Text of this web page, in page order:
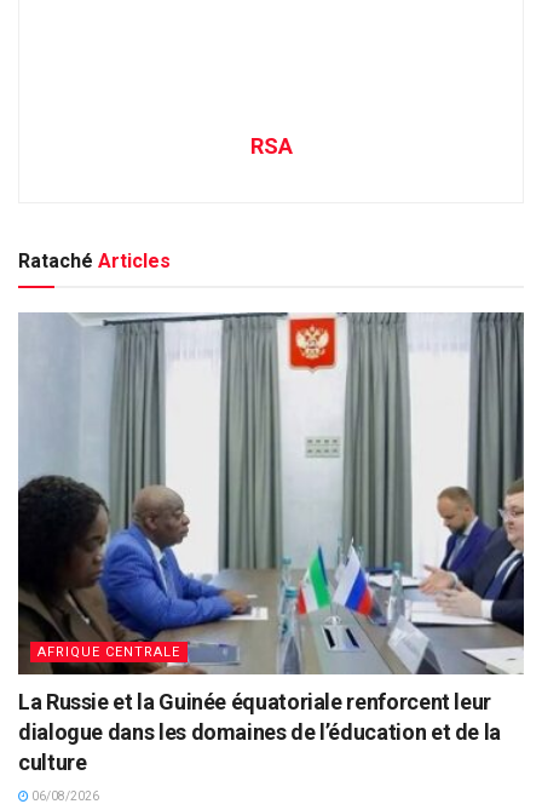
RSA
Rataché Articles
AFRIQUE CENTRALE
La Russie et la Guinée équatoriale renforcent leur
dialogue dans les domaines de l’éducation et de la
culture
06/08/2026